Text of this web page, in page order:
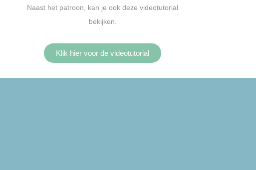
Naast het patroon, kan je ook deze videotutorial
bekijken.
Klik hier voor de videotutorial